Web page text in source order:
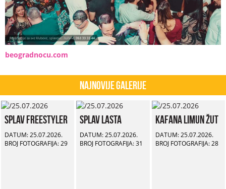
beogradnocu.com
Najnovije Galerije
Splav Freestyler
DATUM: 25.07.2026.
BROJ FOTOGRAFIJA: 29
Splav Lasta
DATUM: 25.07.2026.
BROJ FOTOGRAFIJA: 31
Kafana Limun Žut
DATUM: 25.07.2026.
BROJ FOTOGRAFIJA: 28